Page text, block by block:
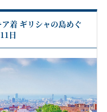
着 ギリシャの島めぐ
日